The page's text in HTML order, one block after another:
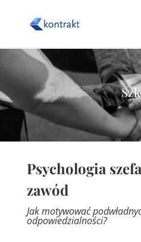
Psychologia
zawód
Jak motywować
odpowiedzialności?